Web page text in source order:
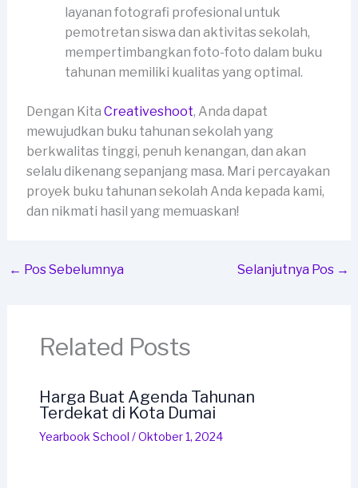
layanan fotografi profesional untuk
pemotretan siswa dan aktivitas sekolah,
mempertimbangkan foto-foto dalam buku
tahunan memiliki kualitas yang optimal.
Dengan Kita Creativeshoot, Anda dapat
mewujudkan buku tahunan sekolah yang
berkwalitas tinggi, penuh kenangan, dan akan
selalu dikenang sepanjang masa. Mari percayakan
proyek buku tahunan sekolah Anda kepada kami,
dan nikmati hasil yang memuaskan!
← Pos Sebelumnya Selanjutnya Pos →
Related Posts
Harga Buat Agenda Tahunan
Terdekat di Kota Dumai
Yearbook School /Oktober 1, 2024